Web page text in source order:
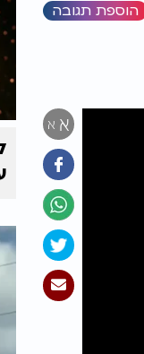
הוספת תגובה
א א